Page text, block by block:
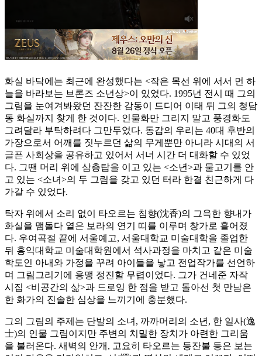
화실 바닥에는 최근에 완성했다는 <작은 목선 위에 서서 먼 하
늘을 바라보는 브론즈 소년상>이 있었다. 1995년 전시 때 그의
그림을 눈여겨봐왔던 잔잔한 감동이 드디어 이태 뒤 그의 청담
동 화실까지 찾게 한 것이다. 인물화만 그리지 말고 풍경화도
그려달라 부탁하려다 그만두었다. 동갑의 우리는 40대 후반의
가장으로서 어깨를 짓누르던 삶의 무게뿐만 아니라 시대의 서
글픈 사회상을 공유하고 있어서 서너 시간 더 대화할 수 있었
다. 그땐 머리 위에 삼층탑을 이고 있는 <소년>과 물고기를 안
고 있는 <소녀>의 두 그림을 갖고 있던 터라 한결 친근하게 다
가갈 수 있었다.
탁자 위에서 소리 없이 타오르는 침향(沈香)의 그윽한 향내가
화실을 맴돌다 옅은 보라의 연기 띠를 이루며 창가로 흩어졌
다. 우여곡절 끝에 서울예고, 서울대학교 미술대학을 졸업한
뒤 홍익대학교 미술대학원에서 석사과정을 마치고 같은 미술
학도인 아내와 가정을 꾸려 아이들을 낳고 전업작가를 선언하
며 그림그리기에 용맹 정진할 무렵이었다. 그가 건네준 자작
시집 <비공간의 삶>과 드로잉 한 점을 받고 돌아선 첫 만남은
한 화가의 진솔한 심상을 느끼기에 충분했다.
그의 그림의 주제는 단발의 소녀, 까까머리의 소년, 한 일사(逸
士)의 인물 그림이지만 주변의 치밀한 장치가 아련한 그리움
을 불러온다. 새벽의 안개, 고요히 타오르는 등잔불 등은 보는